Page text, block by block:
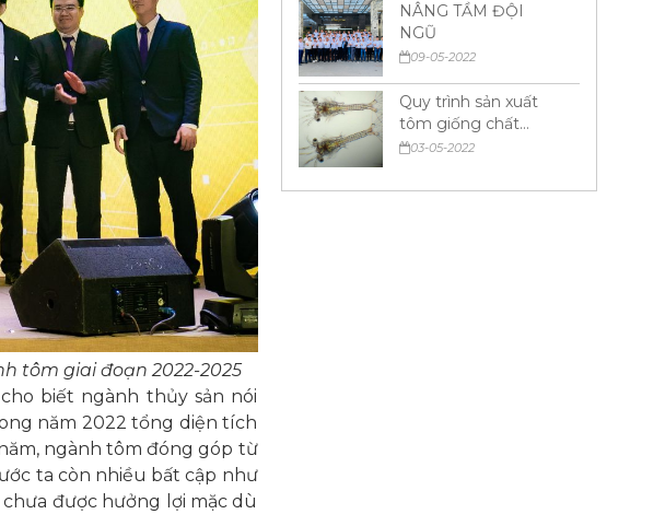
tôm giai đoạn 2022-2025
biết ngành thủy sản nói
năm 2022 tổng diện tích
ngành tôm đóng góp từ
ta còn nhiều bất cập như
được hưởng lợi mặc dù
NÂNG TẦM ĐỘI
NGŨ
09-05-2022
Quy trình sản xuất
tôm giống chất
lượng cao
03-05-2022